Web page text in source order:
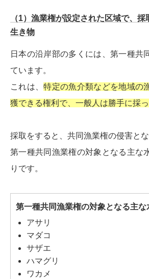
（1）漁業権が設定された区域で、
生き物
日本の沿岸部の多くには、第一種共
ています。
これは、特定の魚介類などを地域の
獲できる権利で、一般人は勝手に採
採取をすると、共同漁業権の侵害とな
第一種共同漁業権の対象となる主な
りです。
第一種共同漁業権の対象となる主な
アサリ
マダコ
サザエ
ハマグリ
ワカメ